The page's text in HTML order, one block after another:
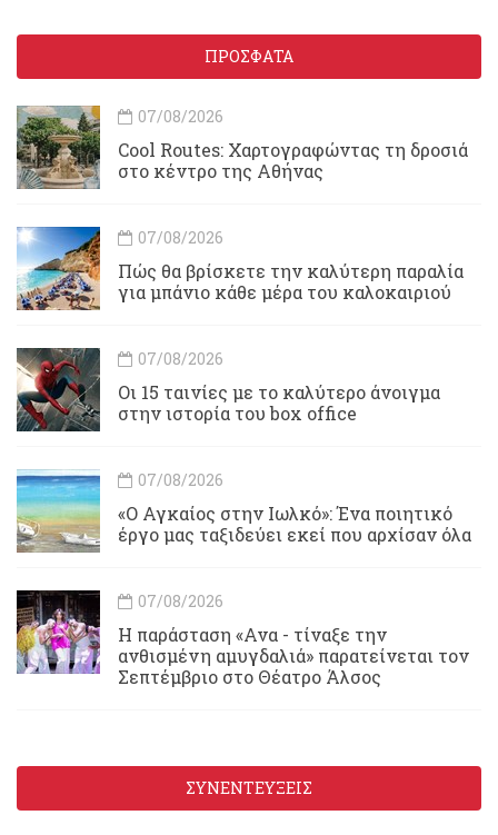
ΠΡΟΣΦΑΤΑ
07/08/2026
Cool Routes: Χαρτογραφώντας τη δροσιά
στο κέντρο της Αθήνας
07/08/2026
Πώς θα βρίσκετε την καλύτερη παραλία
για μπάνιο κάθε μέρα του καλοκαιριού
07/08/2026
Οι 15 ταινίες με το καλύτερο άνοιγμα
στην ιστορία του box office
07/08/2026
«Ο Αγκαίος στην Ιωλκό»: Ένα ποιητικό
έργο μας ταξιδεύει εκεί που αρχίσαν όλα
07/08/2026
Η παράσταση «Ανα - τίναξε την
ανθισμένη αμυγδαλιά» παρατείνεται τον
Σεπτέμβριο στο Θέατρο Άλσος
ΣΥΝΕΝΤΕΥΞΕΙΣ